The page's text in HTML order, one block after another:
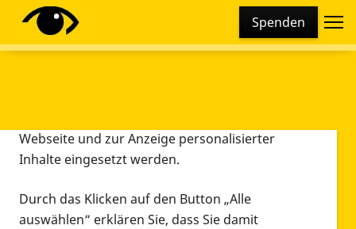
Spenden
Diese Webseite setzt verschiedene Cookies und
Tracking-Tools ein. Dies beinhaltet Cookies und
Webseite und zur Anzeige personalisierter
Inhalte eingesetzt werden.
Durch das Klicken auf den Button „Alle
auswählen“ erklären Sie, dass Sie damit